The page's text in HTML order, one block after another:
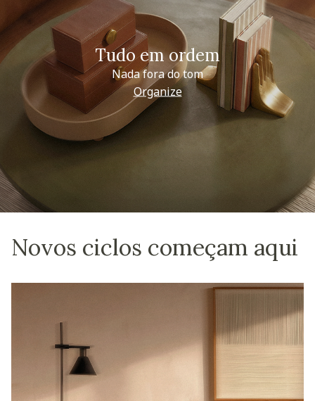
Tudo em ordem
Nada fora do tom
Organize
Novos ciclos começam aqui